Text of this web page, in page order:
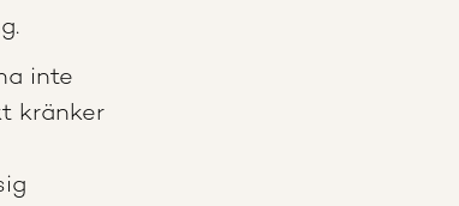
inte
kränker